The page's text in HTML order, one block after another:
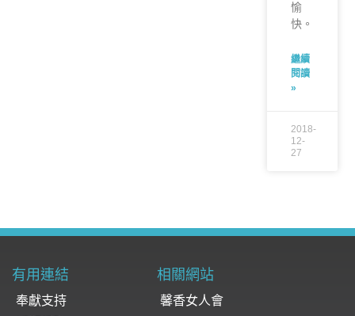
愉
快。
繼續
閱讀
»
2018-
12-
27
有用連結 相關網站
奉獻支持
馨香女人會